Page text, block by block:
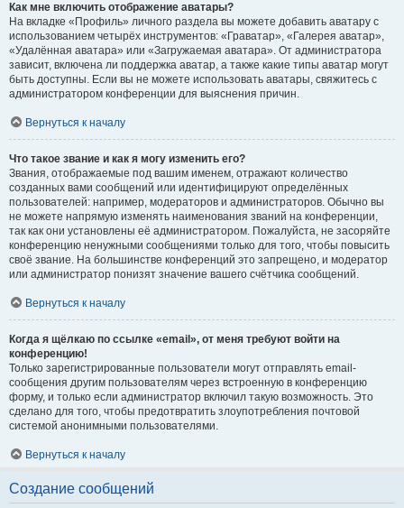
Как мне включить отображение аватары?
На вкладке «Профиль» личного раздела вы можете добавить аватару с
использованием четырёх инструментов: «Граватар», «Галерея аватар»,
«Удалённая аватара» или «Загружаемая аватара». От администратора
зависит, включена ли поддержка аватар, а также какие типы аватар могут
быть доступны. Если вы не можете использовать аватары, свяжитесь с
администратором конференции для выяснения причин.
Вернуться к началу
Что такое звание и как я могу изменить его?
Звания, отображаемые под вашим именем, отражают количество
созданных вами сообщений или идентифицируют определённых
пользователей: например, модераторов и администраторов. Обычно вы
не можете напрямую изменять наименования званий на конференции,
так как они установлены её администратором. Пожалуйста, не засоряйте
конференцию ненужными сообщениями только для того, чтобы повысить
своё звание. На большинстве конференций это запрещено, и модератор
или администратор понизят значение вашего счётчика сообщений.
Вернуться к началу
Когда я щёлкаю по ссылке «email», от меня требуют войти на
конференцию!
Только зарегистрированные пользователи могут отправлять email-
сообщения другим пользователям через встроенную в конференцию
форму, и только если администратор включил такую возможность. Это
сделано для того, чтобы предотвратить злоупотребления почтовой
системой анонимными пользователями.
Вернуться к началу
Создание сообщений